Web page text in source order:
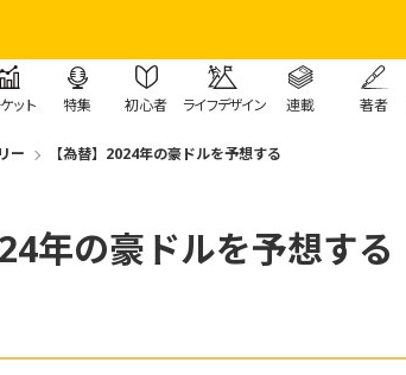
ット 特集 初心者 ライフデザイン 連載 著者
ー 【為替】2024年の豪ドルを予想する
年の豪ドルを予想する